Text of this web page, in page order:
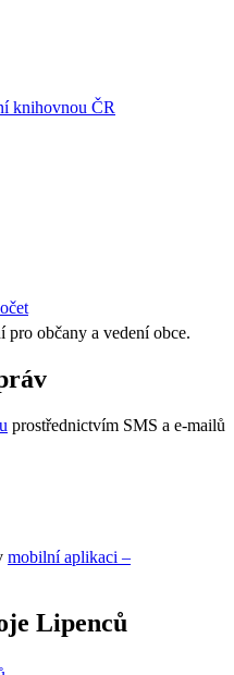
pro občany a vedení obce.
prostřednictvím SMS a e-mailů
mobilní aplikaci –
Lipenců